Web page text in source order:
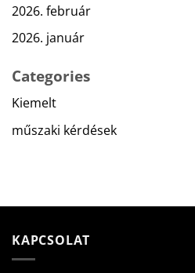
2026. február
2026. január
Categories
Kiemelt
műszaki kérdések
KAPCSOLAT